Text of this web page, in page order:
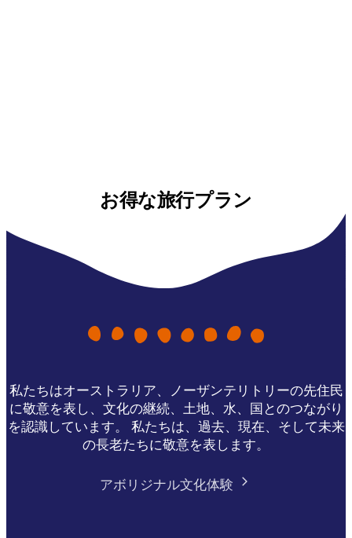
お得な旅行プラン
私たちはオーストラリア、ノーザンテリトリーの先住民
に敬意を表し、文化の継続、土地、水、国とのつながり
を認識しています。 私たちは、過去、現在、そして未来
の長老たちに敬意を表します。
アボリジナル文化体験